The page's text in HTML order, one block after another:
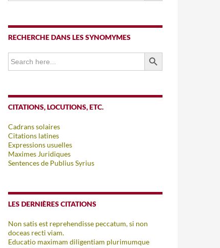
RECHERCHE DANS LES SYNOMYMES
Search
for:
SEARCH BUTTON
CITATIONS, LOCUTIONS, ETC.
Cadrans solaires
Citations latines
Expressions usuelles
Maximes Juridiques
Sentences de Publius Syrius
LES DERNIÈRES CITATIONS
Non satis est reprehendisse peccatum, si non
doceas recti viam.
Educatio maximam diligentiam plurimumque